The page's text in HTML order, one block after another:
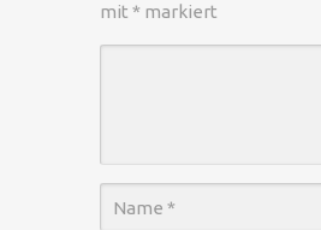
mit * markiert